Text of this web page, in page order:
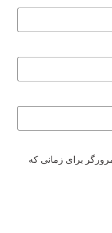
برای زمانی که